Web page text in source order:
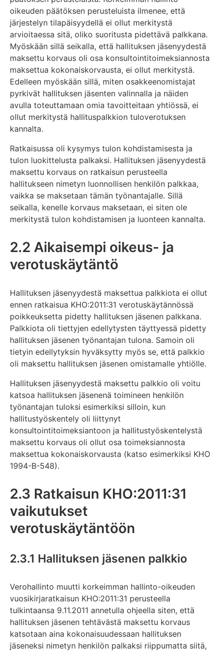
oikeuden päätöksen perusteluista ilmenee, että
järjestelyn tilapäisyydellä ei ollut merkitystä
arvioitaessa sitä, oliko suoritusta pidettävä palkkana.
Myöskään sillä seikalla, että hallituksen jäsenyydestä
maksettu korvaus oli osa konsultointitoimeksiannosta
maksettua kokonaiskorvausta, ei ollut merkitystä.
Edelleen myöskään sillä, miten osakkeenomistajat
pyrkivät hallituksen jäsenten valinnalla ja näiden
avulla toteuttamaan omia tavoitteitaan yhtiössä, ei
ollut merkitystä hallituspalkkion tuloverotuksen
kannalta.
Ratkaisussa oli kysymys tulon kohdistamisesta ja
tulon luokittelusta palkaksi. Hallituksen jäsenyydestä
maksettu korvaus on ratkaisun perusteella
hallitukseen nimetyn luonnollisen henkilön palkkaa,
vaikka se maksetaan tämän työnantajalle. Sillä
seikalla, kenelle korvaus maksetaan, ei siten ole
merkitystä tulon kohdistamisen ja luonteen kannalta.
2.2 Aikaisempi oikeus- ja
verotuskäytäntö
Hallituksen jäsenyydestä maksettua palkkiota ei ollut
ennen ratkaisua KHO:2011:31 verotuskäytännössä
poikkeuksetta pidetty hallituksen jäsenen palkkana.
Palkkiota oli tiettyjen edellytysten täyttyessä pidetty
hallituksen jäsenen työnantajan tulona. Samoin oli
tietyin edellytyksin hyväksytty myös se, että palkkio
oli maksettu hallituksen jäsenen omistamalle yhtiölle.
Hallituksen jäsenyydestä maksettu palkkio oli voitu
katsoa hallituksen jäsenenä toimineen henkilön
työnantajan tuloksi esimerkiksi silloin, kun
hallitustyöskentely oli liittynyt
konsultointitoimeksiantoon ja hallitustyöskentelystä
maksettu korvaus oli ollut osa toimeksiannosta
maksettua kokonaiskorvausta (katso esimerkiksi KHO
1994-B-548).
2.3 Ratkaisun KHO:2011:31
vaikutukset
verotuskäytäntöön
2.3.1 Hallituksen jäsenen palkkio
Verohallinto muutti korkeimman hallinto-oikeuden
vuosikirjaratkaisun KHO:2011:31 perusteella
tulkintaansa 9.11.2011 annetulla ohjeella siten, että
hallituksen jäsenen tehtävästä maksettu korvaus
katsotaan aina kokonaisuudessaan hallituksen
jäseneksi nimetyn henkilön palkaksi riippumatta siitä,